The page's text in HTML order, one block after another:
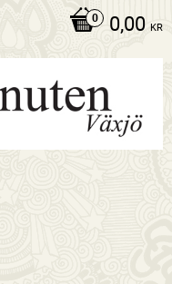
0,00 KR